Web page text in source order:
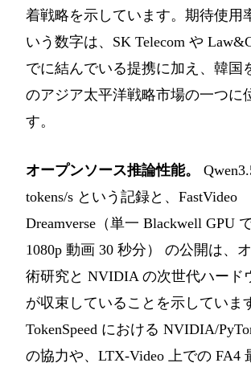
着戦略を示しています。期待使用
いう数字は、SK Telecom や
でに結んでいる提携に加え、韓国
のアジア太平洋戦略市場の一つに
す。
オープンソース推論性能。
tokens/s という記録と、FastVideo
Dreamverse（単一 Blackwell GPU
1080p 動画 30 秒分） の公開は、
術研究と NVIDIA の次世代ハード
が収束していることを示していま
TokenSpeed における NVIDIA/
の協力や、LTX-Video 上での FA4